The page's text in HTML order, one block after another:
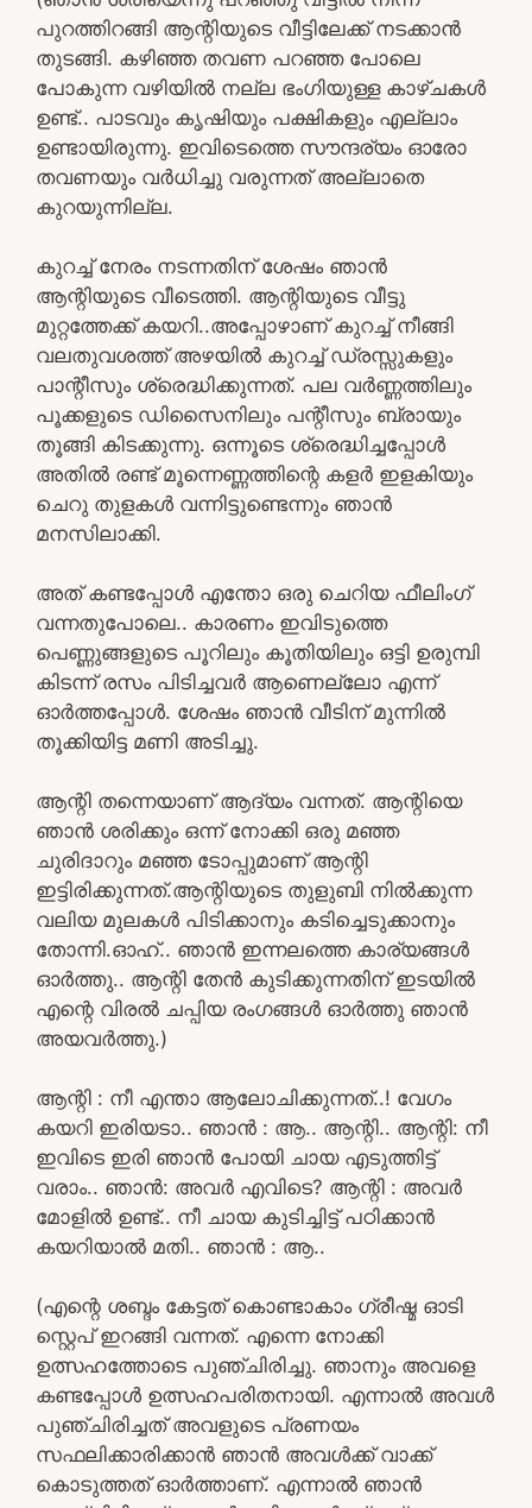
പുറത്തിറങ്ങി ആന്റിയുടെ വീട്ടിലേക്ക് നടക്കാൻ
തുടങ്ങി. കഴിഞ്ഞ തവണ പറഞ്ഞ പോലെ
പോകുന്ന വഴിയിൽ നല്ല ഭംഗിയുള്ള കാഴ്ചകൾ
ഉണ്ട്.. പാടവും കൃഷിയും പക്ഷികളും എല്ലാം
ഉണ്ടായിരുന്നു. ഇവിടെത്തെ സൗന്ദര്യം ഓരോ
തവണയും വർധിച്ചു വരുന്നത് അല്ലാതെ
കുറയുന്നില്ല.
കുറച്ച് നേരം നടന്നതിന് ശേഷം ഞാൻ
ആന്റിയുടെ വീടെത്തി. ആന്റിയുടെ വീട്ടു
മുറ്റത്തേക്ക് കയറി..അപ്പോഴാണ് കുറച്ച് നീങ്ങി
വലതുവശത്ത് അഴയിൽ കുറച്ച് ഡ്രസ്സുകളും
പാന്റീസും ശ്രെദ്ധിക്കുന്നത്. പല വർണ്ണത്തിലും
പൂക്കളുടെ ഡിസൈനിലും പന്റീസും ബ്രായും
തൂങ്ങി കിടക്കുന്നു. ഒന്നൂടെ ശ്രെദ്ധിച്ചപ്പോൾ
അതിൽ രണ്ട് മൂന്നെണ്ണത്തിന്റെ കളർ ഇളകിയും
ചെറു തുളകൾ വന്നിട്ടുണ്ടെന്നും ഞാൻ
മനസിലാക്കി.
അത് കണ്ടപ്പോൾ എന്തോ ഒരു ചെറിയ ഫീലിംഗ്
വന്നതുപോലെ.. കാരണം ഇവിടുത്തെ
പെണ്ണുങ്ങളുടെ പൂറിലും കൂതിയിലും ഒട്ടി ഉരുമ്പി
കിടന്ന് രസം പിടിച്ചവർ ആണെല്ലോ എന്ന്
ഓർത്തപ്പോൾ. ശേഷം ഞാൻ വീടിന് മുന്നിൽ
തൂക്കിയിട്ട മണി അടിച്ചു.
ആന്റി തന്നെയാണ് ആദ്യം വന്നത്. ആന്റിയെ
ഞാൻ ശരിക്കും ഒന്ന് നോക്കി ഒരു മഞ്ഞ
ചുരിദാറും മഞ്ഞ ടോപ്പുമാണ് ആന്റി
ഇട്ടിരിക്കുന്നത്.ആന്റിയുടെ തുളുബി നിൽക്കുന്ന
വലിയ മുലകൾ പിടിക്കാനും കടിച്ചെടുക്കാനും
തോന്നി.ഓഹ്.. ഞാൻ ഇന്നലത്തെ കാര്യങ്ങൾ
ഓർത്തു.. ആന്റി തേൻ കുടിക്കുന്നതിന് ഇടയിൽ
എന്റെ വിരൽ ചപ്പിയ രംഗങ്ങൾ ഓർത്തു ഞാൻ
അയവർത്തു.)
ആന്റി : നീ എന്താ ആലോചിക്കുന്നത്..! വേഗം
കയറി ഇരിയടാ.. ഞാൻ : ആ.. ആന്റി.. ആന്റി: നീ
ഇവിടെ ഇരി ഞാൻ പോയി ചായ എടുത്തിട്ട്
വരാം.. ഞാൻ: അവർ എവിടെ? ആന്റി : അവർ
മോളിൽ ഉണ്ട്.. നീ ചായ കുടിച്ചിട്ട് പഠിക്കാൻ
കയറിയാൽ മതി.. ഞാൻ : ആ..
(എന്റെ ശബ്ദം കേട്ടത് കൊണ്ടാകാം ഗ്രീഷ്മ ഓടി
സ്റ്റെപ് ഇറങ്ങി വന്നത്. എന്നെ നോക്കി
ഉത്സഹത്തോടെ പുഞ്ചിരിച്ചു. ഞാനും അവളെ
കണ്ടപ്പോൾ ഉത്സഹപരിതനായി. എന്നാൽ അവൾ
പുഞ്ചിരിച്ചത് അവളുടെ പ്രണയം
സഫലിക്കാരിക്കാൻ ഞാൻ അവൾക്ക് വാക്ക്
കൊടുത്തത് ഓർത്താണ്. എന്നാൽ ഞാൻ